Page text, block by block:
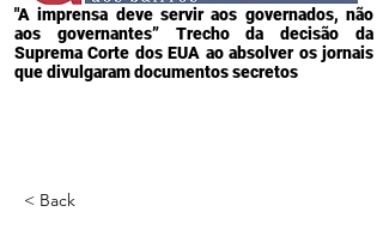
"A imprensa deve servir aos governados, não
aos governantes” Trecho da decisão da
Suprema Corte dos EUA ao absolver os jornais
que divulgaram documentos secretos
< Back